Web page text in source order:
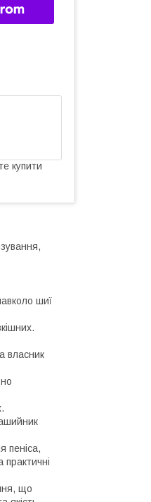
купити
шиї
власник
пеніса,
що